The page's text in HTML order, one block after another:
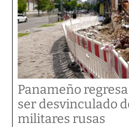
Panameño
ser desvinculado
militares rusas